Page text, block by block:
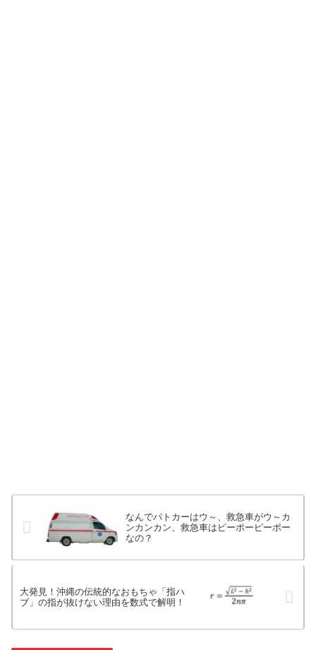
なんでパトカーはウ～、救急車がウ～カ
ンカンカン、救急車はピーポーピーポー
なの？
大発見！沖縄の伝統的なおもちゃ「指ハ
ブ」の指が抜けない理由を数式で解明！